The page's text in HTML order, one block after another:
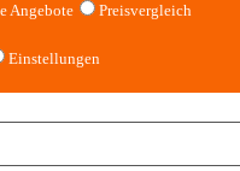
Angebote
Preisvergleich
Einstellungen